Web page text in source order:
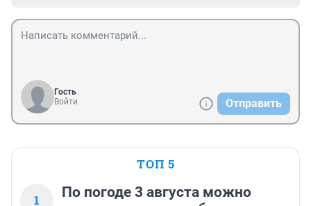
Гость
Войти
Отправить
ТОП 5
1
По погоде 3 августа можно